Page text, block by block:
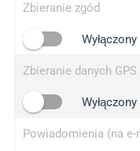
yip.su
iplogger.info
Zbieranie zgód
Wyłączony
Zbieranie danych GPS
Wyłączony
Powiadomienia (na